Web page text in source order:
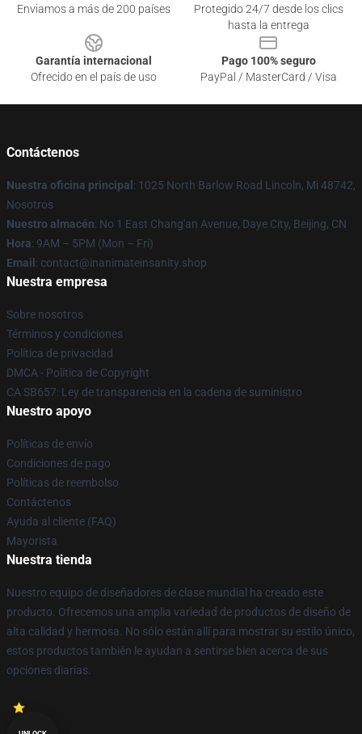
Enviamos a más de 200 países
Protegido 24/7 desde los clics
hasta la entrega
Garantía internacional
Ofrecido en el país de uso
Pago 100% seguro
PayPal / MasterCard / Visa
Contáctenos
Nuestra oficina principal : 1025 North Barlow Road Lincoln, Mi 48742,
Nosotros
Nuestro almacén: No 1 East Chang'an Avenue, Daye City, Beijing, CN
Hora: 9AM – 5PM (Mon – Fri)
Email : contact@inanimateinsanity.shop
Nuestra empresa
Sobre nosotros
Términos y condiciones
Política de privacidad
DMCA - Política de Copyright
CA SB657: Ley de transparencia en la cadena de suministro
Nuestro apoyo
Políticas de envío
Condiciones de pago
Políticas de reembolso
Contáctenos
Ayuda al cliente (FAQ)
Mayorista
Nuestra tienda
Nuestro equipo de diseñadores de clase mundial ha creado este
producto. Ofrecemos una amplia variedad de productos de diseño de
alta calidad y hermosa. No sólo están allí para mostrar su estilo único,
estos productos también le ayudan a sentirse bien acerca de sus
opciones diarias.